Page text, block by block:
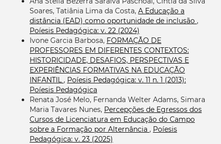
Soares, Tatiânia Lima da Costa, A Educação a
distância (EAD) como oportunidade de inclusão ,
Poíesis Pedagógica: v. 22 (2024)
Ivone Garcia Barbosa, FORMAÇÃO DE
PROFESSORES EM DIFERENTES CONTEXTOS:
HISTORICIDADE, DESAFIOS, PERSPECTIVAS E
EXPERIÊNCIAS FORMATIVAS NA EDUCAÇÃO
INFANTIL, Poíesis Pedagógica: v. 11 n. 1 (2013):
Poíesis Pedagógica
Renata José Melo, Fernanda Welter Adams, Simara
Maria Tavares Nunes, Percepções de Egressos dos
Cursos de Licenciatura em Educação do Campo
sobre a Formação por Alternância , Poíesis
Pedagógica: v. 23 (2025)